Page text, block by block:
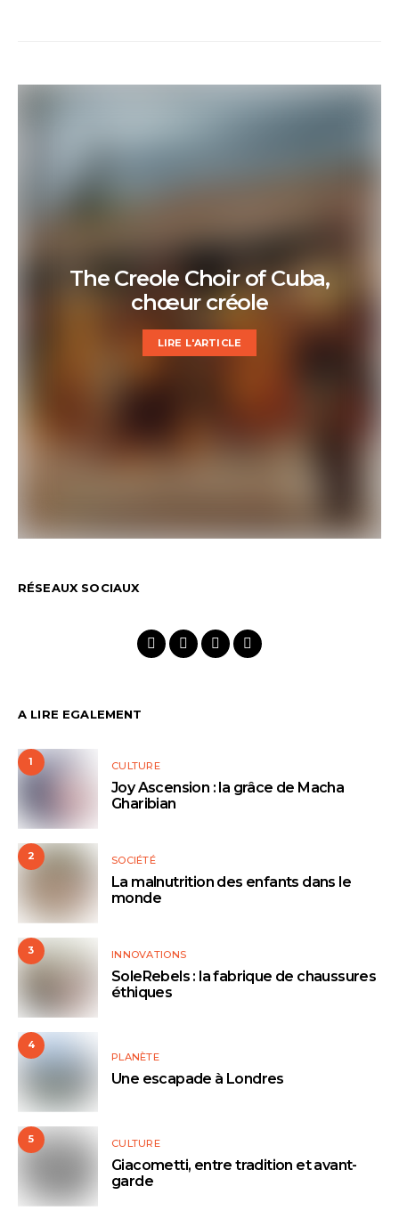
The Creole Choir of Cuba,
chœur créole
LIRE L'ARTICLE
RÉSEAUX SOCIAUX
A LIRE EGALEMENT
1 CULTURE
Joy Ascension : la grâce de Macha
Gharibian
2 SOCIÉTÉ
La malnutrition des enfants dans le
monde
3 INNOVATIONS
SoleRebels : la fabrique de chaussures
éthiques
4
PLANÈTE
Une escapade à Londres
5 CULTURE
Giacometti, entre tradition et avant-
garde